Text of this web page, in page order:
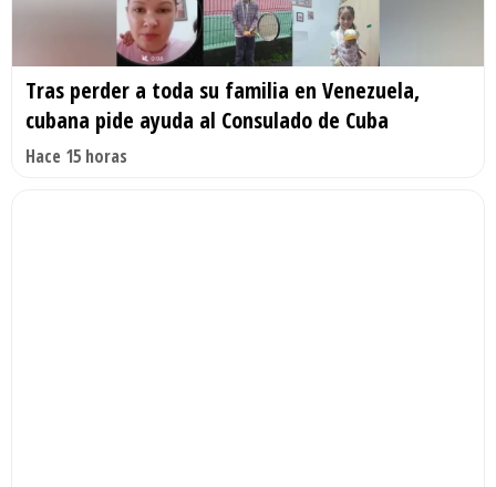
Tras perder a toda su familia en Venezuela,
cubana pide ayuda al Consulado de Cuba
Hace 15 horas